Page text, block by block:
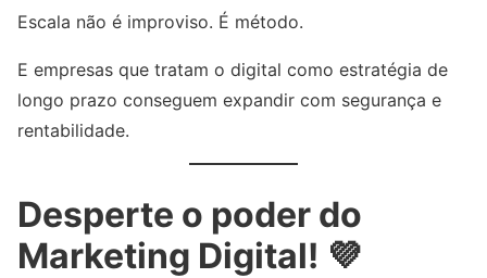
Escala não é improviso. É método.
E empresas que tratam o digital como estratégia de
longo prazo conseguem expandir com segurança e
rentabilidade.
Desperte o poder do
Marketing Digital! 💜